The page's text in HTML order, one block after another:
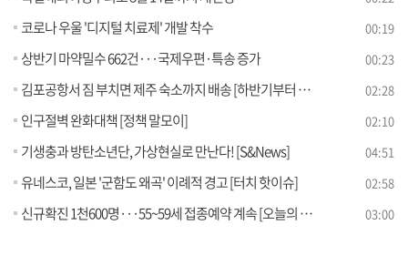
코로나 우울 '디지털 치료제' 개발 착수 00:19
상반기 마약밀수 662건···국제우편·특송 증가 00:23
김포공항서 짐 부치면 제주 숙소까지 배송 [하반기부터 이렇게 달라집니다] 02:28
인구절벽 완화대책 [정책 말모이] 02:10
기생충과 방탄소년단, 가상현실로 만난다! [S&News] 04:51
유네스코, 일본 '군함도 왜곡' 이례적 경고 [터치 핫이슈] 02:58
신규확진 1천600명···55~59세 접종예약 계속 [오늘의 브리핑] 03:00